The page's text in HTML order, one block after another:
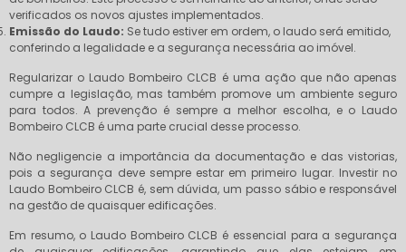
verificados os novos ajustes implementados.
Emissão do Laudo: Se tudo estiver em ordem, o laudo será emitido,
conferindo a legalidade e a segurança necessária ao imóvel.
Regularizar o Laudo Bombeiro CLCB é uma ação que não apenas
cumpre a legislação, mas também promove um ambiente seguro
para todos. A prevenção é sempre a melhor escolha, e o Laudo
Bombeiro CLCB é uma parte crucial desse processo.
Não negligencie a importância da documentação e das vistorias,
pois a segurança deve sempre estar em primeiro lugar. Investir no
Laudo Bombeiro CLCB é, sem dúvida, um passo sábio e responsável
na gestão de quaisquer edificações.
Em resumo, o Laudo Bombeiro CLCB é essencial para a segurança